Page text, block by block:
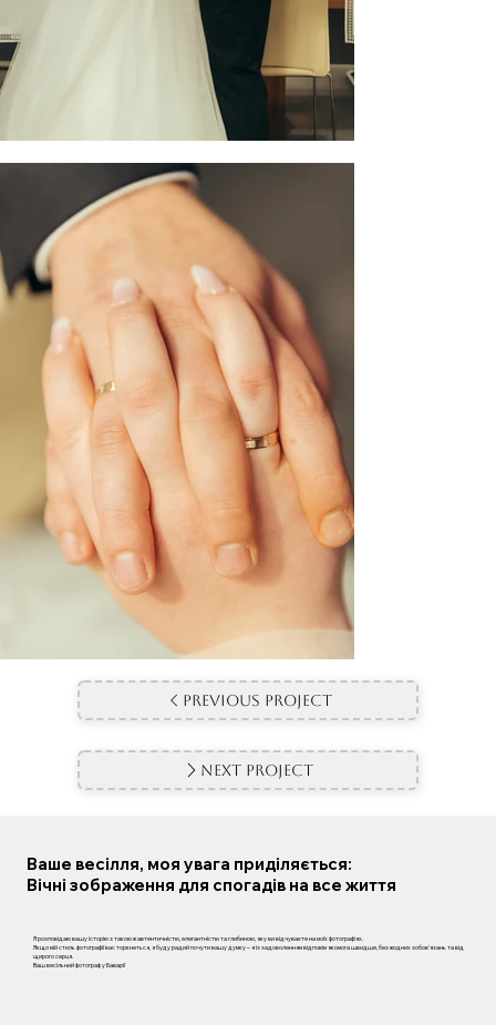
Previous Project
Next Project
Ваше весілля, моя увага приділяється:
Вічні зображення для спогадів на все життя
Я розповідаю вашу історію з такою ж автентичністю, елегантністю та глибиною, яку ви відчуваєте на моїх фотографіях.
Якщо мій стиль фотографії вас торкнеться, я буду радий почути вашу думку – я із задоволенням відповім якомога швидше, без жодних зобов’язань та від
щирого серця.
Ваш весільний фотограф у Баварії